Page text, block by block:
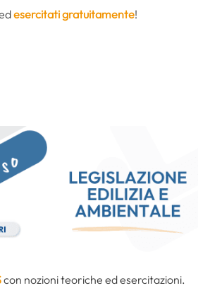
esercitati gratuitamente!
con nozioni teoriche ed esercitazioni.